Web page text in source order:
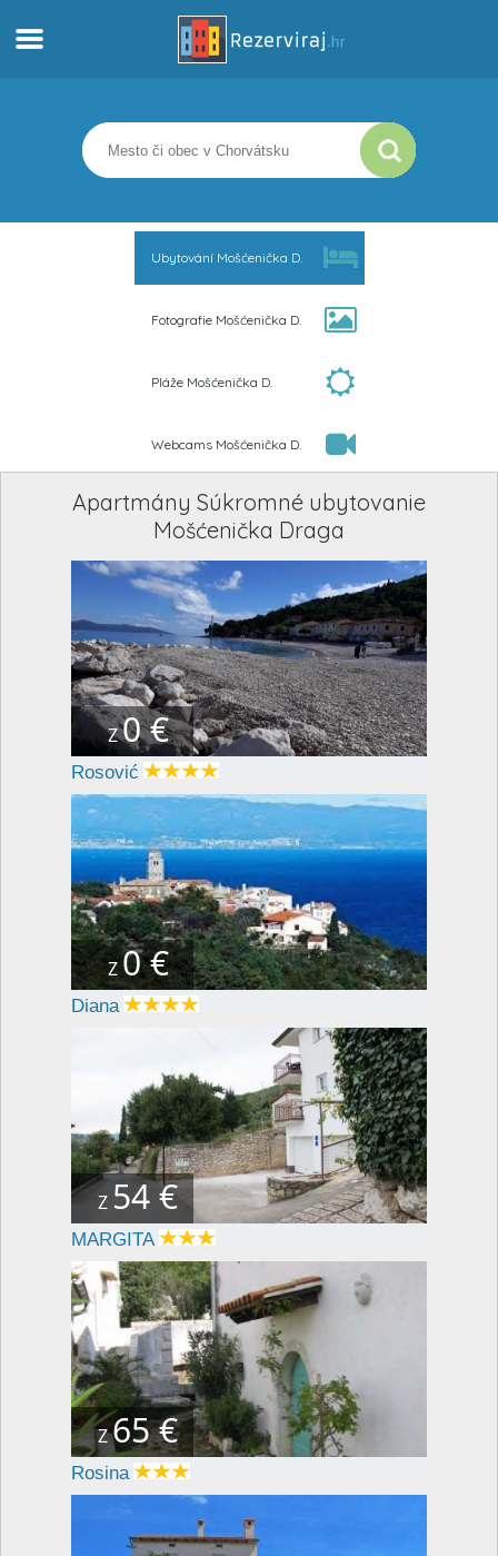
Apartmány
Turistické informácie
Ubytování Mošćenička D.
Fotografie Mošćenička D.
Pláže Mošćenička D.
Webcams Mošćenička D.
Apartmány Súkromné ubytovanie
Mošćenička Draga
Z0 €
Rosović
Z0 €
Diana
Z 54 €
MARGITA
Z65 €
Rosina